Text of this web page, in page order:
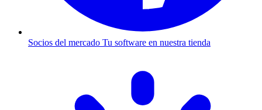
Socios del mercado Tu software en nuestra tienda